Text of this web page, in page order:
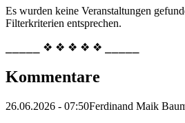
Es wurden keine Veranstaltungen
Filterkriterien entsprechen.
⎯⎯⎯⎯⎯ ❖ ❖ ❖ ❖ ❖ ⎯⎯⎯⎯⎯
Kommentare
26.06.2026 - 07:50Ferdinand Maik